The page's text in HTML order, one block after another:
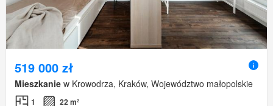
519 000 zł
Mieszkanie w Krowodrza, Kraków, Województwo małopolskie
1 22 m²